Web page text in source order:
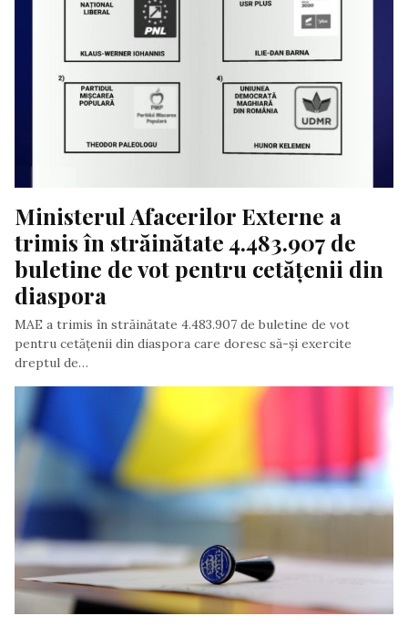
Ministerul Afacerilor Externe a
trimis în străinătate 4.483.907 de
buletine de vot pentru cetățenii din
diaspora
MAE a trimis în străinătate 4.483.907 de buletine de vot
pentru cetățenii din diaspora care doresc să-și exercite
dreptul de…